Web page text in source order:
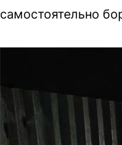
самостоятельно